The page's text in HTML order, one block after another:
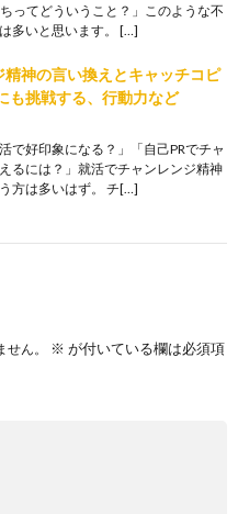
ってどういうこと？」このような不
多いと思います。 […]
神の言い換えとキャッチコピ
も挑戦する、行動力など
で好印象になる？」「自己PRでチャ
るには？」就活でチャンレンジ精神
方は多いはず。 チ[…]
ん。 ※ が付いている欄は必須項